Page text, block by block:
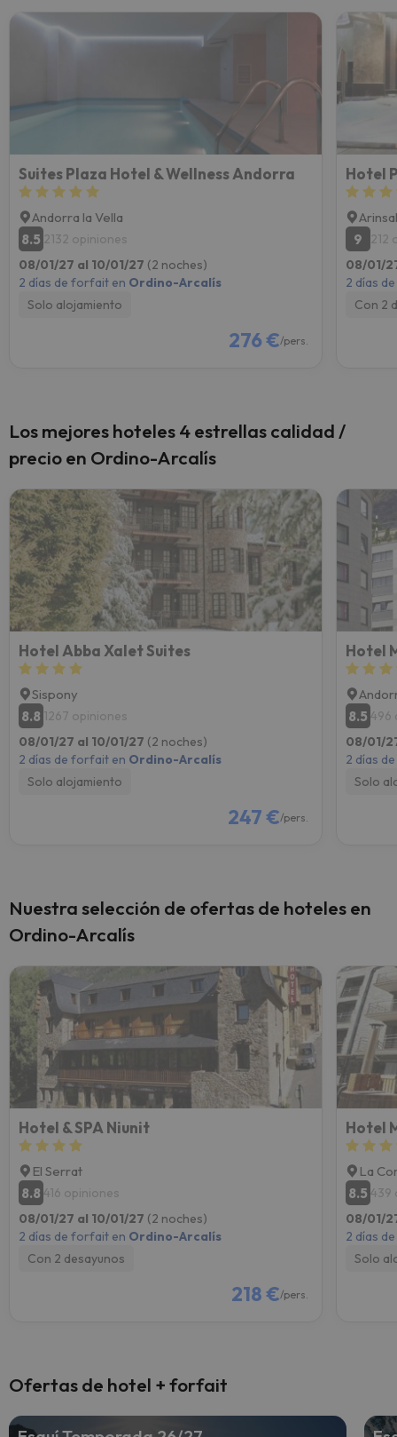
Suites Plaza Hotel & Wellness Andorra
Andorra la Vella
8.5 2132 opiniones
08/01/27 al 10/01/27 (2 noches)
2 días de forfait en Ordino-Arcalís
Solo alojamiento
276 €/pers.
9
212
08/01/
2 días
Con 2
Los mejores hoteles 4 estrellas calidad /
precio en Ordino-Arcalís
Hotel Abba Xalet Suites
Sispony
8.8 1267 opiniones
08/01/27 al 10/01/27 (2 noches)
2 días de forfait en Ordino-Arcalís
Solo alojamiento
247 €/pers.
Hotel
8.5 496
08/01/
2 días
Solo
Nuestra selección de ofertas de hoteles en
Ordino-Arcalís
Hotel & SPA Niunit
El Serrat
8.8 416 opiniones
08/01/27 al 10/01/27 (2 noches)
2 días de forfait en Ordino-Arcalís
Con 2 desayunos
218 €/pers.
Hotel
La
8.5 439
08/01/
2 días
Solo
Ofertas de hotel + forfait